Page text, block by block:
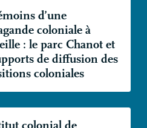
d’une
coloniale à
: le parc Chanot et
de diffusion des
coloniales